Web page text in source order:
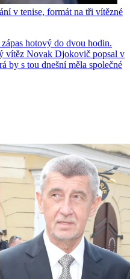
v tenise, formát na tři vítězné
hotový do dvou hodin.
vítěz Novak Djokovič popsal v
by s tou dnešní měla společné